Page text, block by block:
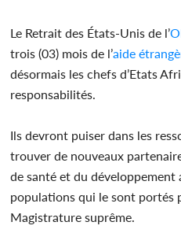
Le Retrait des États-Unis de l’
trois (03) mois de l’aide
désormais les chefs d’Etats
responsabilités.
Ils devront puiser dans les
trouver de nouveaux
de santé et du développement
populations qui le sont portés
Magistrature suprême.